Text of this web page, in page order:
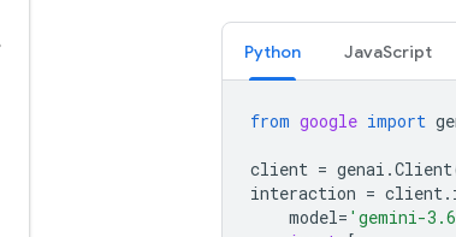
Python JavaScript
from google import
client = genai .Client
interaction = client.
model= 'gemini-